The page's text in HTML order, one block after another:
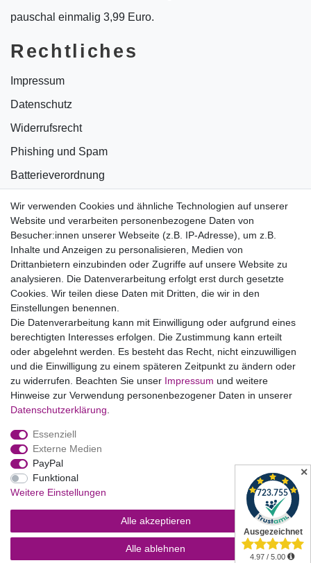
Wir verwenden Cookies und ähnliche Technologien auf unserer
Website und verarbeiten personenbezogene Daten von
Besucher:innen unserer Webseite (z.B. IP-Adresse), um z.B.
Inhalte und Anzeigen zu personalisieren, Medien von
Drittanbietern einzubinden oder Zugriffe auf unsere Website zu
analysieren. Die Datenverarbeitung erfolgt erst durch gesetzte
Cookies. Wir teilen diese Daten mit Dritten, die wir in den
Einstellungen benennen.
Die Datenverarbeitung kann mit Einwilligung oder aufgrund eines
berechtigten Interesses erfolgen. Die Zustimmung kann erteilt
oder abgelehnt werden. Es besteht das Recht, nicht einzuwilligen
und die Einwilligung zu einem späteren Zeitpunkt zu ändern oder
zu widerrufen. Beachten Sie unser Impressum und weitere
Hinweise zur Verwendung personenbezogener Daten in unserer
Daten­schutz­erklärung
Essenziell
Externe Medien
PayPal
Funktional
Weitere Einstellungen
Alle akzeptieren
Alle ablehnen
pauschal einmalig 3,99 Euro.
Rechtliches
Impressum
Datenschutz
Widerrufsrecht
Phishing und Spam
Batterieverordnung
Bildnachweise
AGB
Vertrag widerrufen
B2BKunden
Zum Händlerbereich
PrivatKunden
Neukundenanmeldung
Mein Konto
Zahlung & Versand ✕